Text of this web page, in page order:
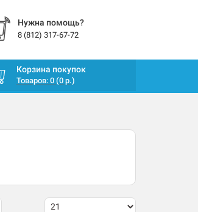
Нужна помощь?
8 (812) 317-67-72
Корзина покупок
Товаров: 0 (0 р.)